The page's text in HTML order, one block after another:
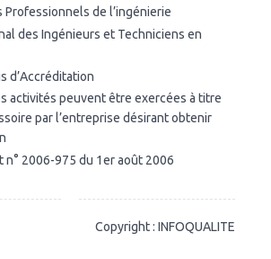
Professionnels de l’ingénierie
des Ingénieurs et Techniciens en
d’Accréditation
activités peuvent être exercées à titre
par l’entreprise désirant obtenir
n° 2006-975 du 1er août 2006
Copyright : INFOQUALITE